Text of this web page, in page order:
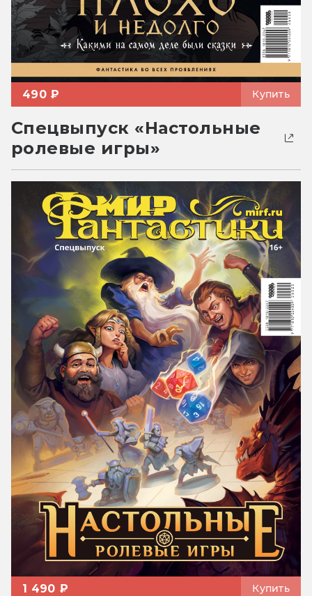
490 ₽ Купить
Спецвыпуск «Настольные
ролевые игры»
1 490 ₽ Купить